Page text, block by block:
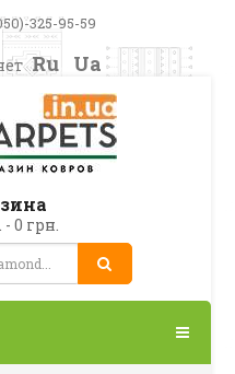
325-95-59
Ru Ua
0 грн.